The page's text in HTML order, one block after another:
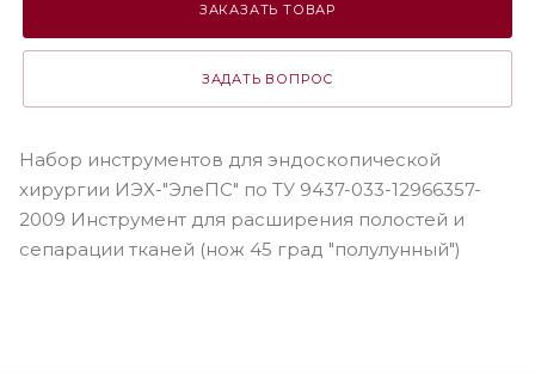
ЗАКАЗАТЬ ТОВАР
ЗАДАТЬ ВОПРОС
Набор инструментов для эндоскопической
хирургии ИЭХ-"ЭлеПС" по ТУ 9437-033-12966357-
2009 Инструмент для расширения полостей и
сепарации тканей (нож 45 град "полулунный")